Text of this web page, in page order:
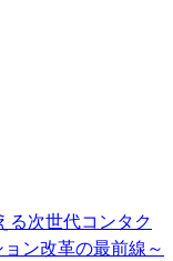
る次世代コンタク
ン改革の最前線～